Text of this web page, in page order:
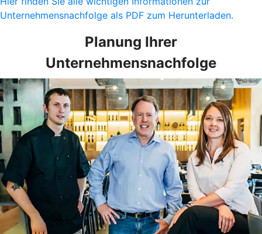
Unternehmensnachfolge als PDF zum Herunterladen.
Planung Ihrer
Unternehmensnachfolge